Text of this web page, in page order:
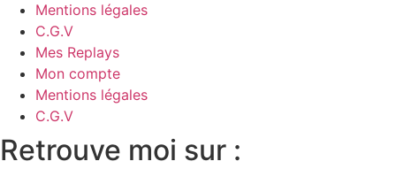
Mentions légales
C.G.V
Mes Replays
Mon compte
Mentions légales
C.G.V
Retrouve moi sur :